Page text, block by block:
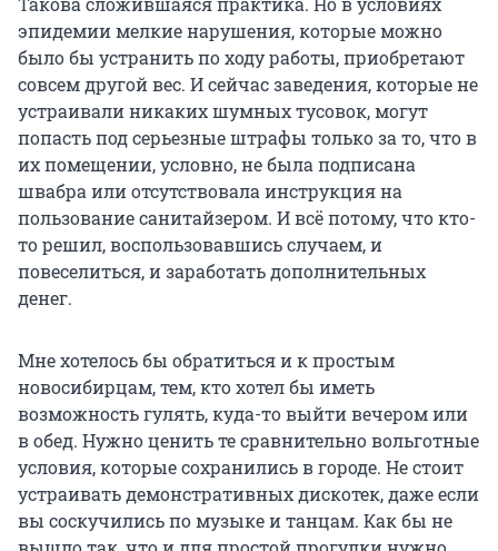
эпидемии мелкие нарушения, которые можно
было бы устранить по ходу работы, приобретают
совсем другой вес. И сейчас заведения, которые не
устраивали никаких шумных тусовок, могут
попасть под серьезные штрафы только за то, что в
их помещении, условно, не была подписана
швабра или отсутствовала инструкция на
пользование санитайзером. И всё потому, что кто-
то решил, воспользовавшись случаем, и
повеселиться, и заработать дополнительных
денег.
Мне хотелось бы обратиться и к простым
новосибирцам, тем, кто хотел бы иметь
возможность гулять, куда-то выйти вечером или
в обед. Нужно ценить те сравнительно вольготные
условия, которые сохранились в городе. Не стоит
устраивать демонстративных дискотек, даже если
вы соскучились по музыке и танцам. Как бы не